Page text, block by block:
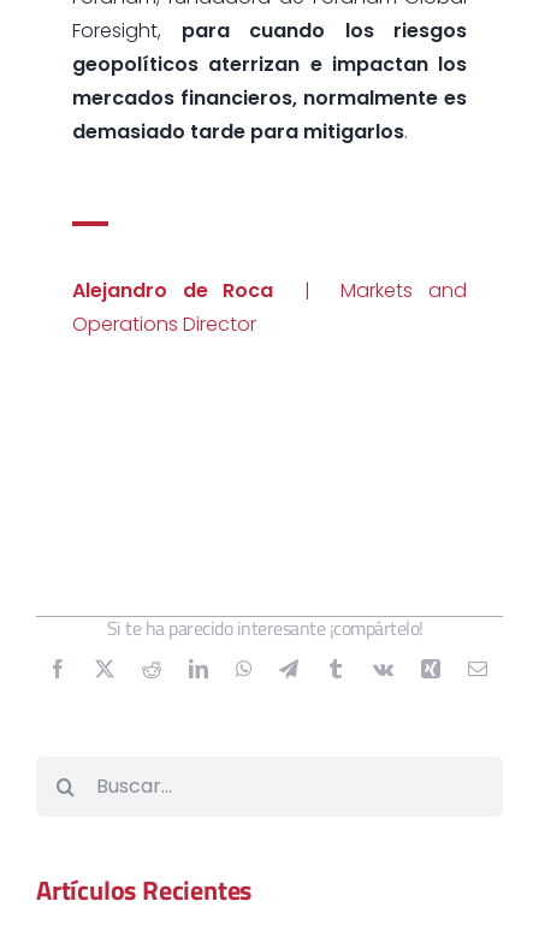
Foresight, para cuando los riesgos
geopolíticos aterrizan e impactan los
mercados financieros, normalmente es
demasiado tarde para mitigarlos.
Alejandro de Roca
| Markets and
Operations Director
Si te ha parecido interesante ¡compártelo!
Artículos Recientes